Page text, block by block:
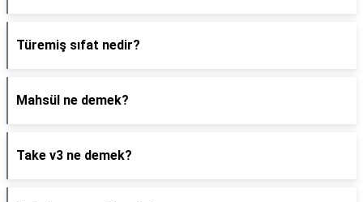
Türemiş sıfat nedir?
Mahsül ne demek?
Take v3 ne demek?